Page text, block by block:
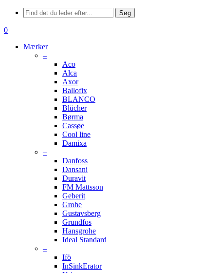
Menu
Søg
søge
0
Mærker
–
Aco
Alca
Axor
Ballofix
BLANCO
Blücher
Børma
Cassøe
Cool line
Damixa
–
Danfoss
Dansani
Duravit
FM Mattsson
Geberit
Grohe
Gustavsberg
Grundfos
Hansgrohe
Ideal Standard
–
Ifö
InSinkErator